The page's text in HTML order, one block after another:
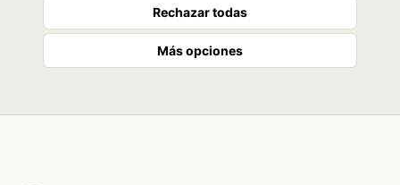
Rechazar todas
Más opciones